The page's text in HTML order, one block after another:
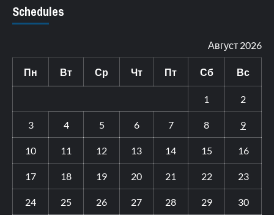
Schedules
Август 2026
Пн Вт Ср Чт Пт Сб Вс
1 2
3 4 5 6 7 8 9
10 11 12 13 14 15 16
17 18 19 20 21 22 23
24 25 26 27 28 29 30